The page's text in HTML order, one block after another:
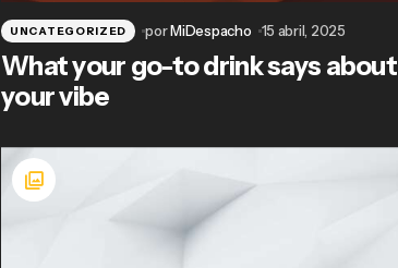
UNCATEGORIZED porMiDespacho 15 abril, 2025
What your go-to drink says about
your vibe